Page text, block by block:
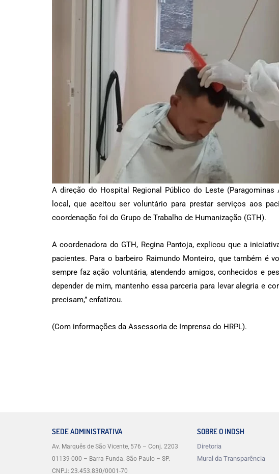
A direção do Hospital Regional Público do Leste
local, que aceitou ser voluntário para prestar serviços aos
coordenação foi do Grupo de Trabalho de Humanização (GTH).
A coordenadora do GTH, Regina Pantoja, explicou que a
pacientes. Para o barbeiro Raimundo Monteiro, que também é
sempre faz ação voluntária, atendendo amigos, conhecidos e
depender de mim, mantenho essa parceria para levar alegria e
precisam,” enfatizou.
(Com informações da Assessoria de Imprensa do HRPL).
SEDE ADMINISTRATIVA
Av. Marquês de São Vicente, 576 – Conj. 2203
01139-000 – Barra Funda. São Paulo – SP.
CNPJ: 23.453.830/0001-70
SOBRE O INDSH
Diretoria
Mural da Transparência